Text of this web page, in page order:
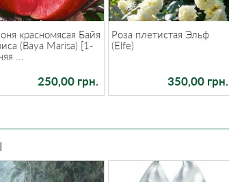
красномясая Байя
(Baya Marisa) [1-
...
250,00 грн.
Роза плетистая Эльф
(Elfe)
350,00 грн.